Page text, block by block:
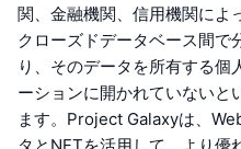
関、金融機関、信用機関によ
クローズドデータベース間で
り、そのデータを所有する個
ーションに開かれていないと
ます。Project Galaxyは、